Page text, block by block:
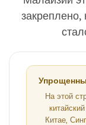
На этой
Китае,